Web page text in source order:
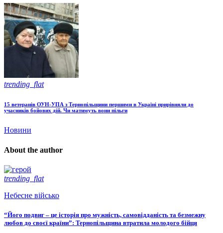
trending_flat
15 ветеранів ОУН-УПА з Тернопільщини першими в Україні прирівняли до
учасників бойових дій. Чи матимуть вони пільги
Новини
About the author
trending_flat
Небесне військо
“Його подвиг – це історія про мужність, самовідданість та безмежну
любов до своєї країни”: Тернопільщина втратила молодого бійця